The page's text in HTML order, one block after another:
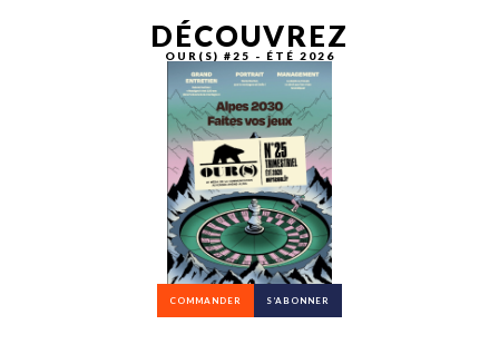
DÉCOUVREZ
OUR(S) #25 - ÉTÉ 2026
COMMANDER S’ABONNER